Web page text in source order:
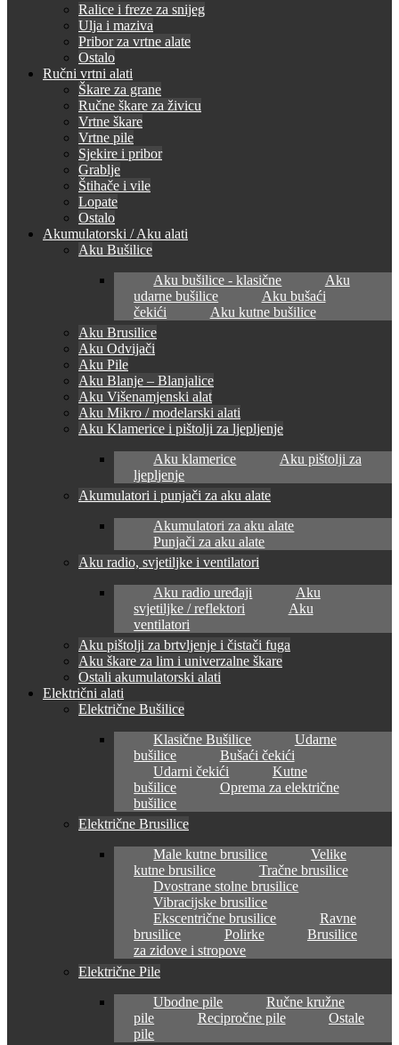
Ralice i freze za snijeg
Ulja i maziva
Pribor za vrtne alate
Ostalo
Ručni vrtni alati
Škare za grane
Ručne škare za živicu
Vrtne škare
Vrtne pile
Sjekire i pribor
Grablje
Štihače i vile
Lopate
Ostalo
Akumulatorski / Aku alati
Aku Bušilice
Aku bušilice - klasične
Aku
udarne bušilice
Aku bušaći
čekići
Aku kutne bušilice
Aku Brusilice
Aku Odvijači
Aku Pile
Aku Blanje – Blanjalice
Aku Višenamjenski alat
Aku Mikro / modelarski alati
Aku Klamerice i pištolji za ljepljenje
Aku klamerice
Aku pištolji za
ljepljenje
Akumulatori i punjači za aku alate
Akumulatori za aku alate
Punjači za aku alate
Aku radio, svjetiljke i ventilatori
Aku radio uređaji
Aku
svjetiljke / reflektori
Aku
ventilatori
Aku pištolji za brtvljenje i čistači fuga
Aku škare za lim i univerzalne škare
Ostali akumulatorski alati
Električni alati
Električne Bušilice
Klasične Bušilice
Udarne
bušilice
Bušaći čekići
Udarni čekići
Kutne
bušilice
Oprema za električne
bušilice
Električne Brusilice
Male kutne brusilice
Velike
kutne brusilice
Tračne brusilice
Dvostrane stolne brusilice
Vibracijske brusilice
Ekscentrične brusilice
Ravne
brusilice
Polirke
Brusilice
za zidove i stropove
Električne Pile
Ubodne pile
Ručne kružne
pile
Recipročne pile
Ostale
pile